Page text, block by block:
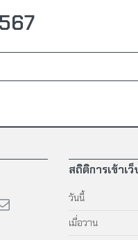
สถิติการเข้าเว็
วันนี้
เมื่อวาน